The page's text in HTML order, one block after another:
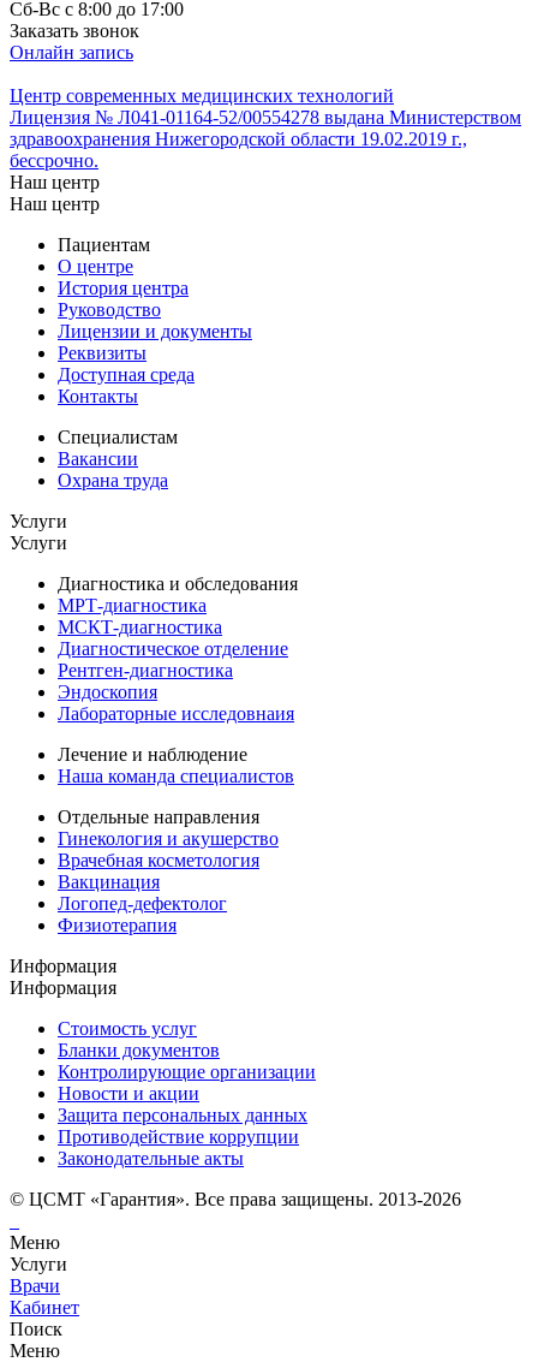
Cб-Вс с 8:00 до 17:00
Заказать звонок
Онлайн запись
Центр современных медицинских технологий
Лицензия № Л041-01164-52/00554278 выдана Министерством
здравоохранения Нижегородской области 19.02.2019 г.,
бессрочно.
Наш центр
Наш центр
Пациентам
О центре
История центра
Руководство
Лицензии и документы
Реквизиты
Доступная среда
Контакты
Специалистам
Вакансии
Охрана труда
Услуги
Услуги
Диагностика и обследования
МРТ-диагностика
МСКТ-диагностика
Диагностическое отделение
Рентген-диагностика
Эндоскопия
Лабораторные исследовнаия
Лечение и наблюдение
Наша команда специалистов
Отдельные направления
Гинекология и акушерство
Врачебная косметология
Вакцинация
Логопед-дефектолог
Физиотерапия
Информация
Информация
Стоимость услуг
Бланки документов
Контролирующие организации
Новости и акции
Защита персональных данных
Противодействие коррупции
Законодательные акты
© ЦСМТ «Гарантия». Все права защищены. 2013-2026
Меню
Услуги
Врачи
Кабинет
Поиск
Меню